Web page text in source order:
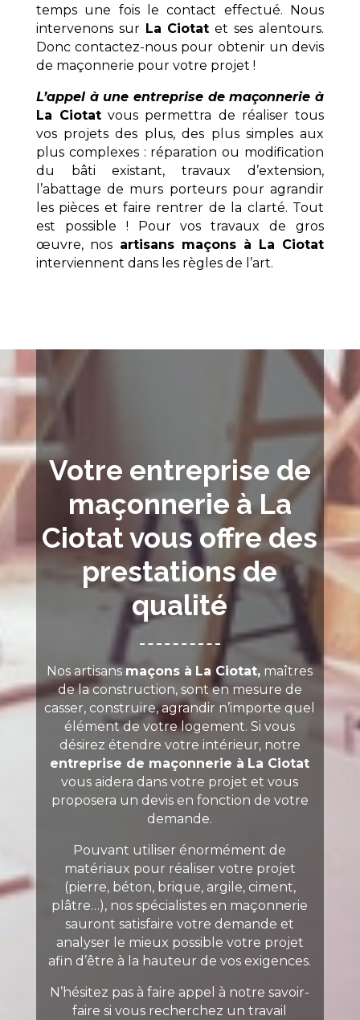
temps une fois le contact effectué. Nous
intervenons sur La Ciotat et ses alentours.
Donc contactez-nous pour obtenir un devis
de maçonnerie pour votre projet !
L’appel à une entreprise de maçonnerie à
La Ciotat vous permettra de réaliser tous
vos projets des plus, des plus simples aux
plus complexes : réparation ou modification
du bâti existant, travaux d’extension,
l’abattage de murs porteurs pour agrandir
les pièces et faire rentrer de la clarté. Tout
est possible ! Pour vos travaux de gros
œuvre, nos artisans maçons à La Ciotat
interviennent dans les règles de l’art.
Votre entreprise de
maçonnerie à La
Ciotat vous offre des
prestations de
qualité
Nos artisansmaçons à La Ciotat, maîtres
de la construction, sont en mesure de
casser, construire, agrandir n’importe quel
élément de votre logement. Si vous
désirez étendre votre intérieur, notre
entreprise de maçonnerie à La Ciotat
vous aidera dans votre projet et vous
proposera un devis en fonction de votre
demande.
Pouvant utiliser énormément de
matériaux pour réaliser votre projet
(pierre, béton, brique, argile, ciment,
plâtre…), nos spécialistes en maçonnerie
sauront satisfaire votre demande et
analyser le mieux possible votre projet
afin d’être à la hauteur de vos exigences.
N’hésitez pas à faire appel à notre savoir-
faire si vous recherchez un travail